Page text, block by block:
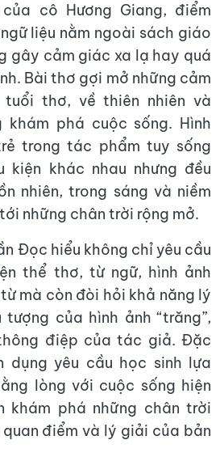
cô Hương Giang, điểm
liệu nằm ngoài sách giáo
gây cảm giác xa lạ hay quá
Bài thơ gợi mở những cảm
thơ, về thiên nhiên và
khám phá cuộc sống. Hình
trong tác phẩm tuy sống
kiện khác nhau nhưng đều
nhiên, trong sáng và niềm
những chân trời rộng mở.
Đọc hiểu không chỉ yêu cầu
thể thơ, từ ngữ, hình ảnh
mà còn đòi hỏi khả năng lý
của hình ảnh “trăng”,
điệp của tác giả. Đặc
dụng yêu cầu học sinh lựa
lòng với cuộc sống hiện
khám phá những chân trời
điểm và lý giải của bản